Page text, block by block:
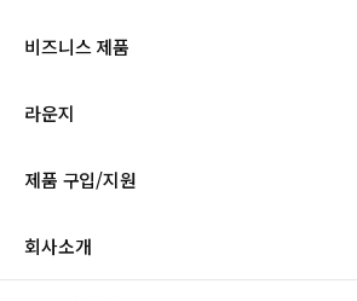
비즈니스 제품
라운지
제품 구입/지원
회사소개